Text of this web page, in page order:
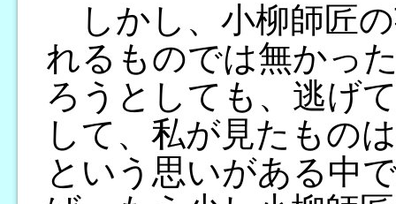
しかし、小柳師匠
れるものでは無かっ
ろうとしても、逃げ
して、私が見たもの
という思いがある中